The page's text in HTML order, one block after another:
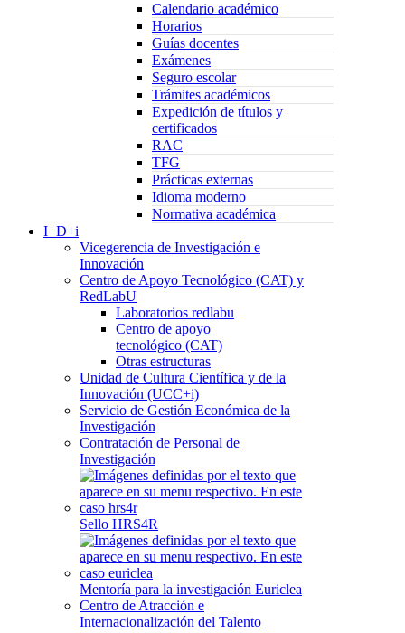
Calendario académico
Horarios
Guías docentes
Exámenes
Seguro escolar
Trámites académicos
Expedición de títulos y
certificados
RAC
TFG
Prácticas externas
Idioma moderno
Normativa académica
I+D+i
Vicegerencia de Investigación e
Innovación
Centro de Apoyo Tecnológico (CAT) y
RedLabU
Laboratorios redlabu
Centro de apoyo
tecnológico (CAT)
Otras estructuras
Unidad de Cultura Científica y de la
Innovación (UCC+i)
Servicio de Gestión Económica de la
Investigación
Contratación de Personal de
Investigación
Sello HRS4R
Mentoría para la investigación Euriclea
Centro de Atracción e
Internacionalización del Talento